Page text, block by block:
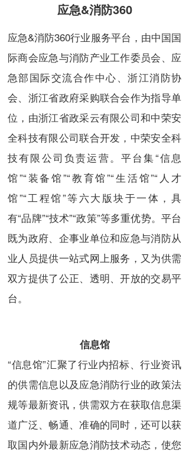
应急&消防360
应急&消防360行业服务平台，由中国国
际商会应急与消防产业工作委员会、应
急部国际交流合作中心、浙江消防协
会、浙江省政府采购联合会作为指导单
位，由浙江省政采云有限公司和中荣安
全科技有限公司联合开发，中荣安全科
技有限公司负责运营。平台集“信息
馆”“装备馆”“教育馆”“生活馆”“人才
馆”“工程馆”等六大版块于一体，具
有“品牌”“技术”“政策”等多重优势。平台
既为政府、企事业单位和应急与消防从
业人员提供一站式网上服务，又为供需
双方提供了公正、透明、开放的交易平
台。
信息馆
“信息馆”汇聚了行业内招标、行业资讯
的供需信息以及应急消防行业的政策法
规等最新资讯，供需双方在获取信息渠
道广泛、畅通、准确的同时，还可以获
取国内外最新应急消防技术动态，使您